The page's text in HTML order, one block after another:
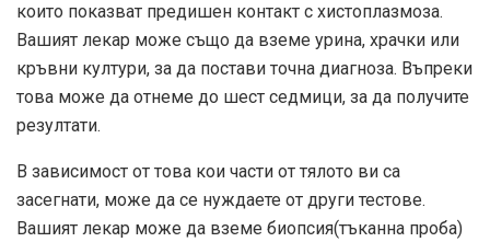
които показват предишен контакт с хистоплазмоза.
Вашият лекар може също да вземе урина, храчки или
кръвни култури, за да постави точна диагноза. Въпреки
това може да отнеме до шест седмици, за да получите
резултати.
В зависимост от това кои части от тялото ви са
засегнати, може да се нуждаете от други тестове.
Вашият лекар може да вземе биопсия(тъканна проба)